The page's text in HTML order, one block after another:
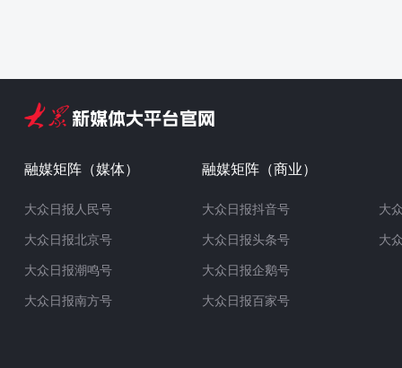
融媒矩阵（媒体）
大众日报人民号
大众日报北京号
大众日报潮鸣号
大众日报南方号
融媒矩阵（商业）
大众日报抖音号
大众日报头条号
大众日报企鹅号
大众日报百家号
大
大